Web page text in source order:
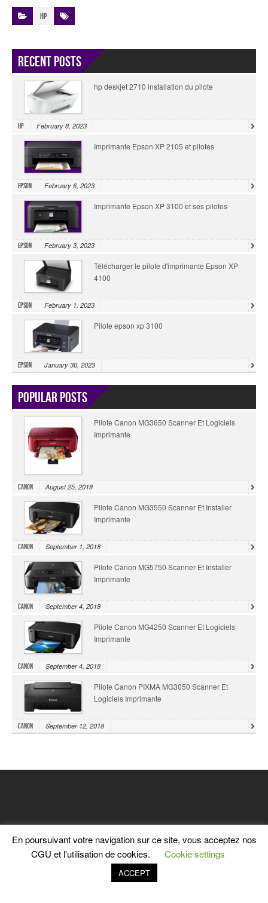
HP
Recent Posts
hp deskjet 2710 installation du pilote
HP February 8, 2023
Imprimante Epson XP 2105 et pilotes
Epson February 6, 2023
Imprimante Epson XP 3100 et ses pilotes
Epson February 3, 2023
Télécharger le pilote d'imprimante Epson XP
4100
Epson February 1, 2023
Pilote epson xp 3100
Epson January 30, 2023
Popular Posts
Pilote Canon MG3650 Scanner Et Logiciels
Imprimante
Canon August 25, 2018
Pilote Canon MG3550 Scanner Et Installer
Imprimante
Canon September 1, 2018
Pilote Canon MG5750 Scanner Et Installer
Imprimante
Canon September 4, 2018
Pilote Canon MG4250 Scanner Et Logiciels
Imprimante
Canon September 4, 2018
Pilote Canon PIXMA MG3050 Scanner Et
Logiciels Imprimante
Canon September 12, 2018
En poursuivant votre navigation sur ce site, vous acceptez nos
CGU et l'utilisation de cookies.
Cookie settings
ACCEPT